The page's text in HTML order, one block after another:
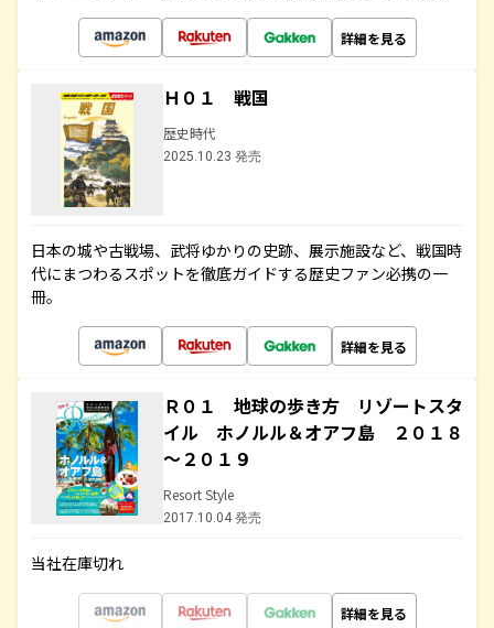
詳細を見る
Ｈ０１ 戦国
歴史時代
2025.10.23 発売
日本の城や古戦場、武将ゆかりの史跡、展示施設など、戦国時
代にまつわるスポットを徹底ガイドする歴史ファン必携の一
冊。
詳細を見る
Ｒ０１ 地球の歩き方 リゾートスタ
イル ホノルル＆オアフ島 ２０１８
～２０１９
Resort Style
2017.10.04 発売
当社在庫切れ
詳細を見る